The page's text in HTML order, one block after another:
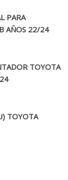
PARA
AÑOS 22/24
TOYOTA
TOYOTA